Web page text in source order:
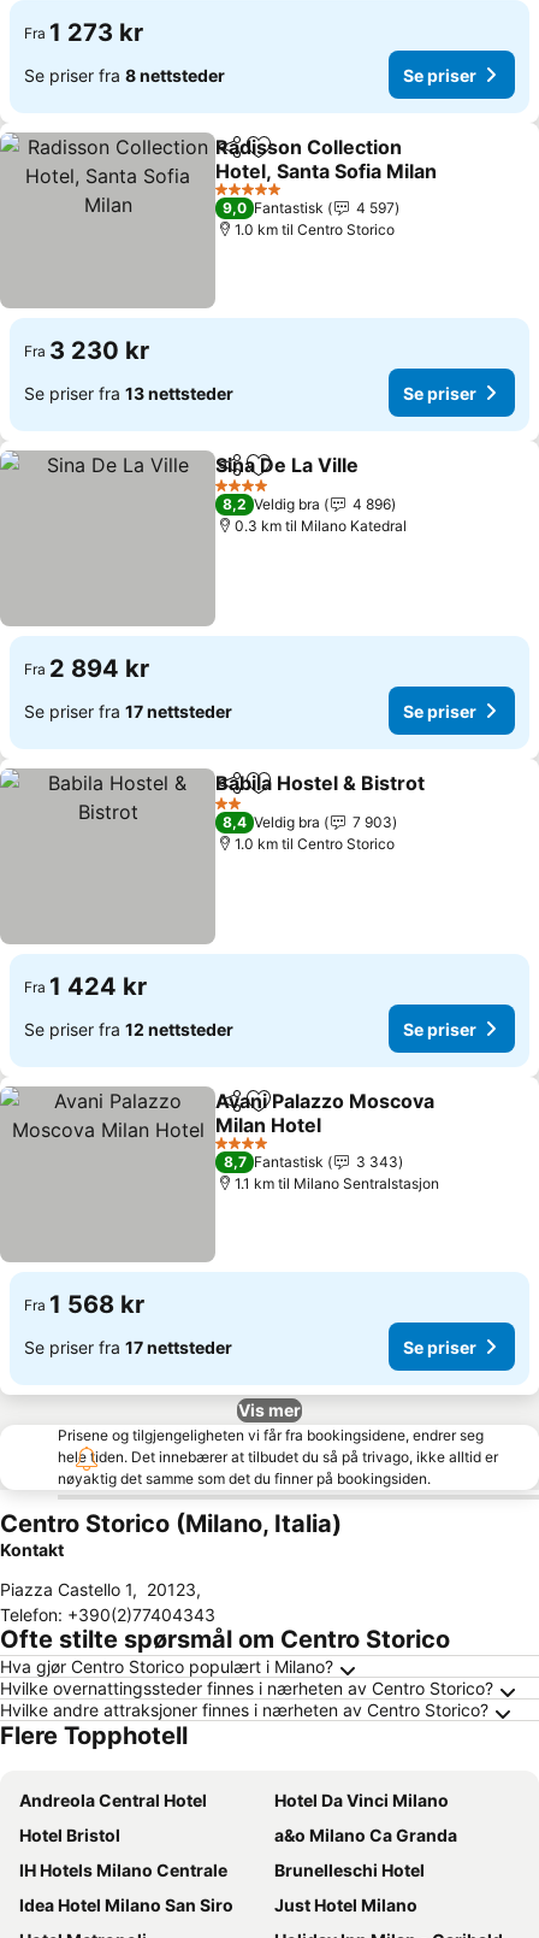
Fra 1 273 kr
Se priser fra 8 nettsteder Se priser
Del Legg til i favoritter
Radisson Collection
Hotel, Santa Sofia Milan
5 Stjerner
9,0 Fantastisk
4 597
1.0 km til Centro Storico
Fra 3 230 kr
Se priser fra 13 nettsteder Se priser
Del Legg til i favoritter
Sina De La Ville
4 Stjerner
8,2 Veldig bra
4 896
0.3 km til Milano Katedral
Fra 2 894 kr
Se priser fra 17 nettsteder Se priser
Del Legg til i favoritter
Babila Hostel & Bistrot
2 Stjerner
8,4 Veldig bra
7 903
1.0 km til Centro Storico
Fra 1 424 kr
Se priser fra 12 nettsteder Se priser
Del Legg til i favoritter
Avani Palazzo Moscova
Milan Hotel
4 Stjerner
8,7 Fantastisk
3 343
1.1 km til Milano Sentralstasjon
Fra 1 568 kr
Se priser fra 17 nettsteder Se priser
Vis mer
Prisene og tilgjengeligheten vi får fra bookingsidene, endrer seg
hele tiden. Det innebærer at tilbudet du så på trivago, ikke alltid er
nøyaktig det samme som det du finner på bookingsiden.
Centro Storico (Milano, Italia)
Kontakt
Piazza Castello 1, 20123,
Telefon: +390(2)77404343
Ofte stilte spørsmål om Centro Storico
Hva gjør Centro Storico populært i Milano?
Hvilke overnattingssteder finnes i nærheten av Centro Storico?
Hvilke andre attraksjoner finnes i nærheten av Centro Storico?
Flere Topphotell
Andreola Central Hotel
Hotel Da Vinci Milano
Hotel Bristol
a&o Milano Ca Granda
IH Hotels Milano Centrale
Brunelleschi Hotel
Idea Hotel Milano San Siro
Just Hotel Milano